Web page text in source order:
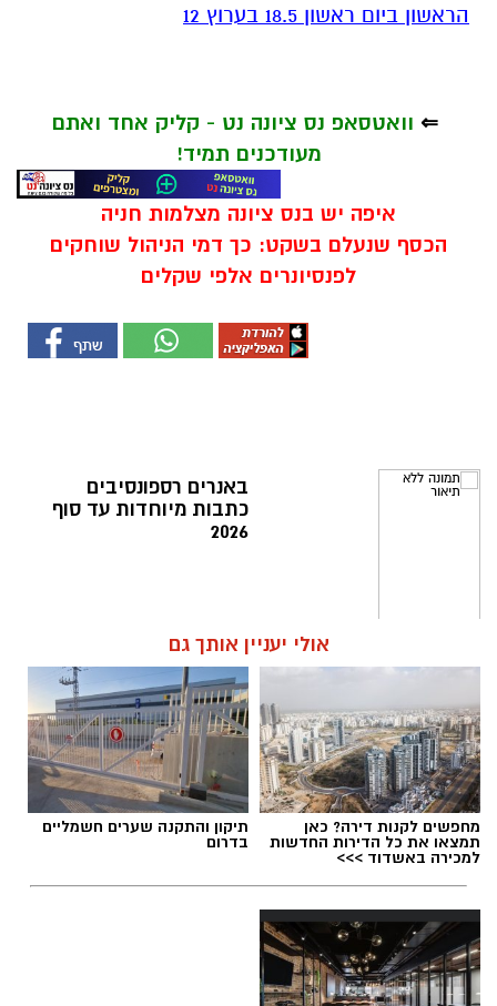
הראשון ביום ראשון 18.5 בערוץ 12
⇐ וואטסאפ נס ציונה נט - קליק אחד ואתם
מעודכנים תמיד!
איפה יש בנס ציונה מצלמות חניה
הכסף שנעלם בשקט: כך דמי הניהול שוחקים
לפנסיונרים אלפי שקלים
באנרים רספונסיבים
כתבות מיוחדות עד סוף
2026
אולי יעניין אותך גם
מחפשים לקנות דירה? כאן
תמצאו את כל הדירות החדשות
למכירה באשדוד >>>
תיקון והתקנה שערים חשמליים
בדרום